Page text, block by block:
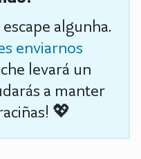
algunha.
enviarnos
levará un
a manter
💖